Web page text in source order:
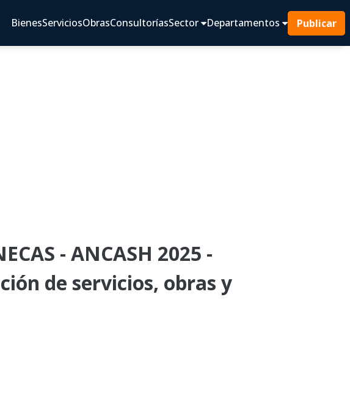
BienesServiciosObrasConsultoríasSector Departamentos Publicar
- ANCASH 2025 -
de servicios, obras y